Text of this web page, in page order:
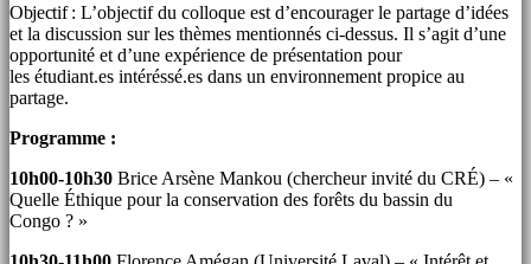
Objectif: L’objectif du colloque est d’encourager le partage d’idées
et la discussion sur les thèmes mentionnés ci-dessus. Il s’agit d’une
opportunité et d’une expérience de présentation pour
les étudiant.es intéréssé.es dans un environnement propice au
partage.
Programme :
10h00-10h30 Brice Arsène Mankou (chercheur invité du CRÉ) – «
Quelle Éthique pour la conservation des forêts du bassin du
Congo ? »